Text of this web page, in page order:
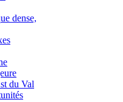
dense,
du Val